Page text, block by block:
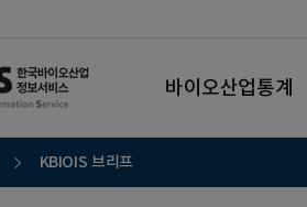
바이오산업통계
KBIOIS 브리프